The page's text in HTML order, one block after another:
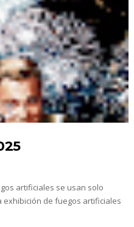
artificiales se usan solo
exhibición de fuegos artificiales